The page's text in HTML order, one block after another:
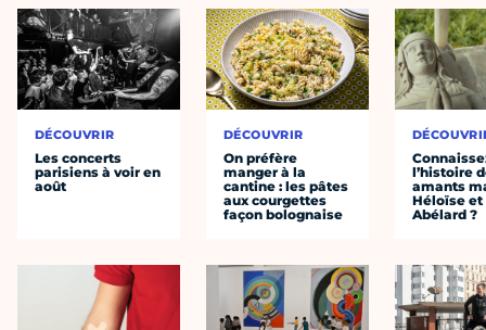
DÉCOUVRIR
Les concerts
parisiens à voir en
août
DÉCOUVRIR
On préfère
manger à la
cantine : les pâtes
aux courgettes
façon bolognaise
l’histoire
amants
Héloïse et
Abélard ?